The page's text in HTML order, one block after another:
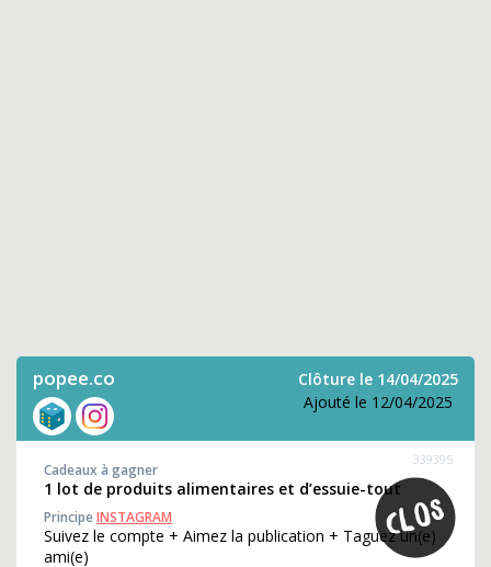
popee.co
Clôture le 14/04/2025
Ajouté le 12/04/2025
339395
Cadeaux à gagner
1 lot de produits alimentaires et d’essuie-tout
PrincipeINSTAGRAM
Suivez le compte + Aimez la publication + Taguez un(e)
ami(e)